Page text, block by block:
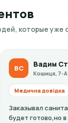
которые уже
Google
почти две